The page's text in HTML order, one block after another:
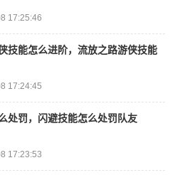
17:25:46
技能怎么进阶，流放之路游侠技能
17:24:45
处罚，闪避技能怎么处罚队友
17:23:53